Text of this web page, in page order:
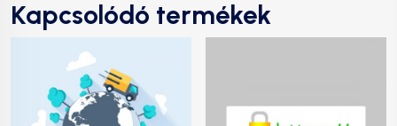
Kapcsolódó termékek